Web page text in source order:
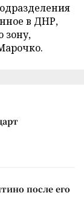
в ДНР,
зону,
после его